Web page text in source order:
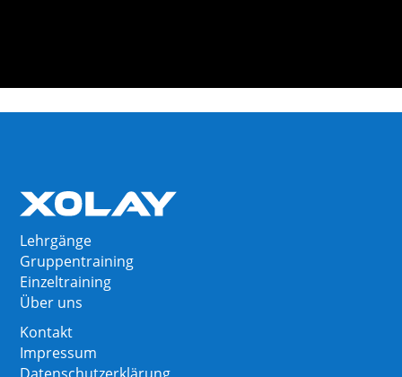
Lehrgänge
Gruppentraining
Einzeltraining
Über uns
Kontakt
Impressum
Datenschutzerklärung